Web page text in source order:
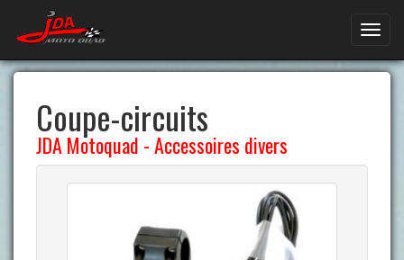
Coupe-circuits
JDA Motoquad -Accessoires divers